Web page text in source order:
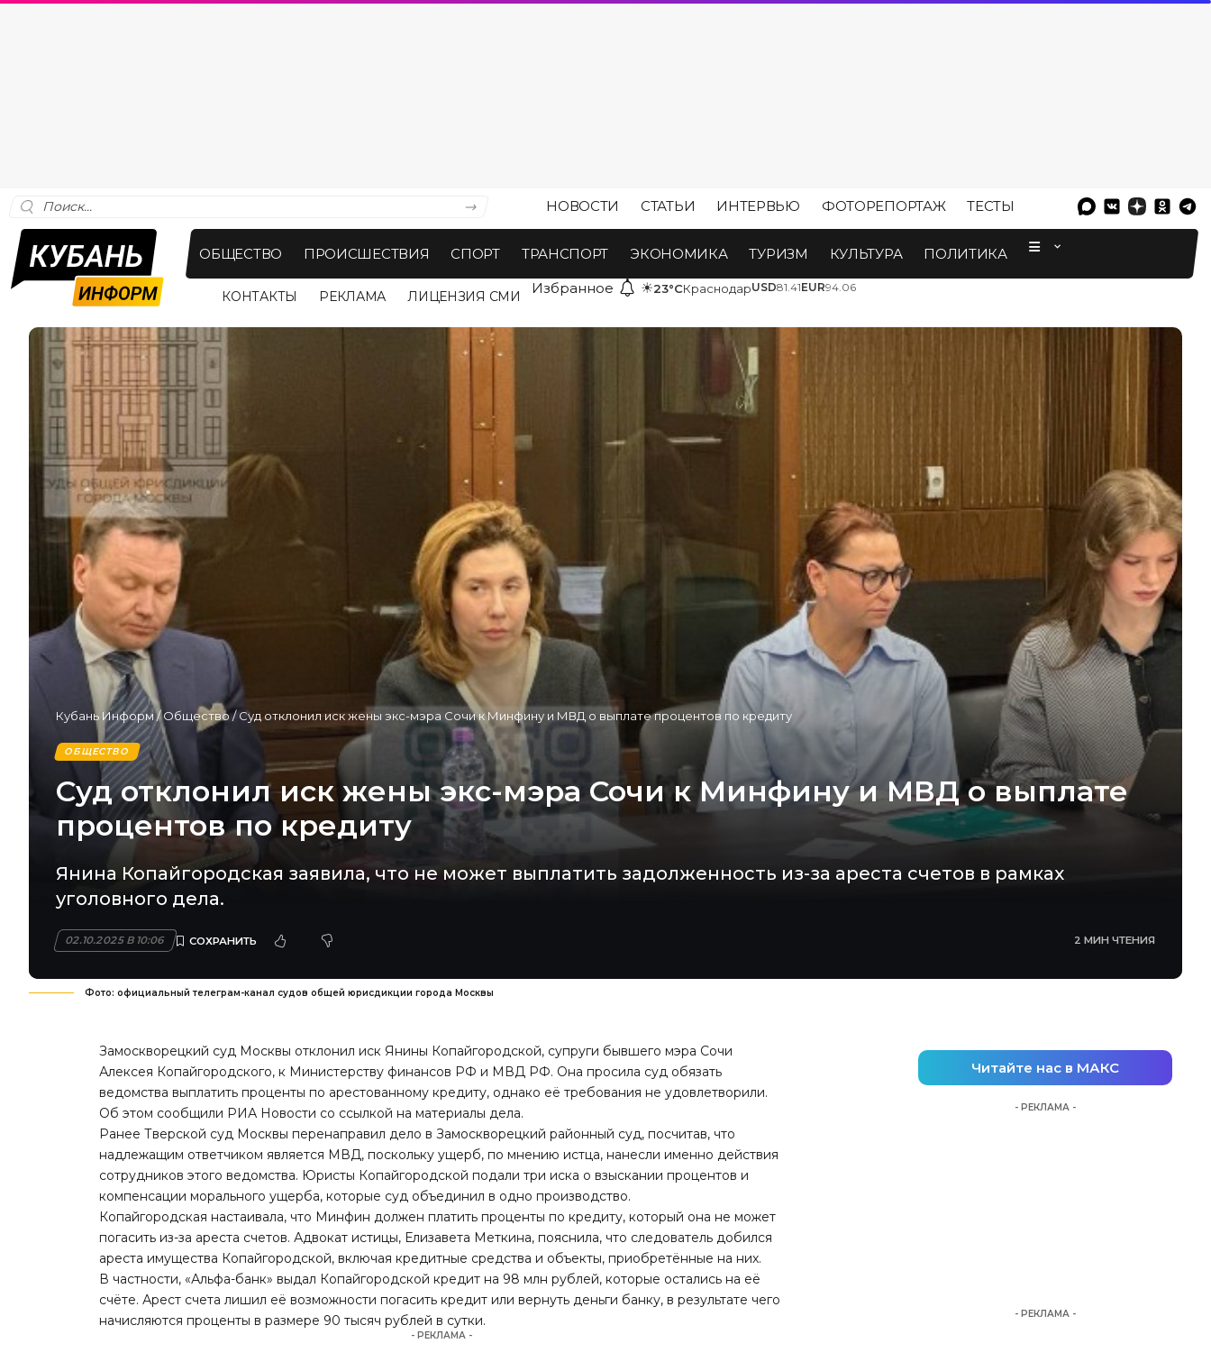
НОВОСТИ СТАТЬИ ИНТЕРВЬЮ ФОТОРЕПОРТАЖ ТЕСТЫ
ОБЩЕСТВО ПРОИСШЕСТВИЯ СПОРТ ТРАНСПОРТ ЭКОНОМИКА ТУРИЗМ КУЛЬТУРА ПОЛИТИКА
КОНТАКТЫ РЕКЛАМА ЛИЦЕНЗИЯ СМИ Избранное ☀23°CКраснодарUSD81.41EUR94.06
Кубань Информ/Общество/Суд отклонил иск жены экс-мэра Сочи к Минфину и МВД о выплате процентов по кредиту
ОБЩЕСТВО
Суд отклонил иск жены экс-мэра Сочи к Минфину и МВД о выплате
процентов по кредиту
Янина Копайгородская заявила, что не может выплатить задолженность из-за ареста счетов в рамках
уголовного дела.
02.10.2025 В 10:06 2 МИН ЧТЕНИЯ
Фото: официальный телеграм-канал судов общей юрисдикции города Москвы
Замоскворецкий суд Москвы отклонил иск Янины Копайгородской, супруги бывшего мэра Сочи
Алексея Копайгородского, к Министерству финансов РФ и МВД РФ. Она просила суд обязать
ведомства выплатить проценты по арестованному кредиту, однако её требования не удовлетворили.
Об этом сообщили РИА Новости со ссылкой на материалы дела.
Ранее Тверской суд Москвы перенаправил дело в Замоскворецкий районный суд, посчитав, что
надлежащим ответчиком является МВД, поскольку ущерб, по мнению истца, нанесли именно действия
сотрудников этого ведомства. Юристы Копайгородской подали три иска о взыскании процентов и
компенсации морального ущерба, которые суд объединил в одно производство.
Копайгородская настаивала, что Минфин должен платить проценты по кредиту, который она не может
погасить из-за ареста счетов. Адвокат истицы, Елизавета Меткина, пояснила, что следователь добился
ареста имущества Копайгородской, включая кредитные средства и объекты, приобретённые на них.
В частности, «Альфа-банк» выдал Копайгородской кредит на 98 млн рублей, которые остались на её
счёте. Арест счета лишил её возможности погасить кредит или вернуть деньги банку, в результате чего
начисляются проценты в размере 90 тысяч рублей в сутки.
- РЕКЛАМА -
Читайте нас в МАКС
- РЕКЛАМА -
- РЕКЛАМА -